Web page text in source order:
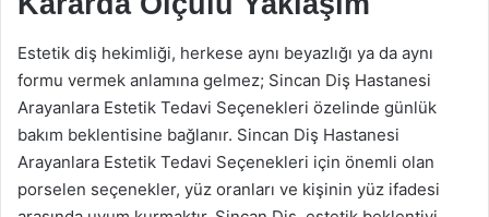
Estetik diş hekimliği, herkese aynı beyazlığı ya da aynı
formu vermek anlamına gelmez; Sincan Diş Hastanesi
Arayanlara Estetik Tedavi Seçenekleri özelinde günlük
bakım beklentisine bağlanır. Sincan Diş Hastanesi
Arayanlara Estetik Tedavi Seçenekleri için önemli olan
porselen seçenekler, yüz oranları ve kişinin yüz ifadesi